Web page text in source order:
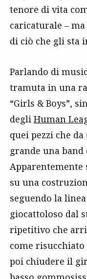
tenore di vita
caricaturale –
di ciò che gli sta
Parlando di
tramuta in una
“Girls & Boys”,
degli Human
quei pezzi che
grande una band
Apparentemente
su una
seguendo la
giocattoloso dal
ripetitivo che
come
poi chiudere il